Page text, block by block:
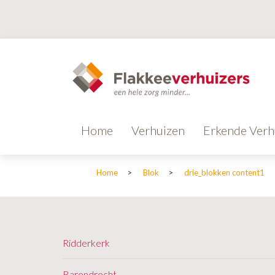
Home Verhuizen Erkende
Home > Blok > drie_blokken content1
Ridderkerk